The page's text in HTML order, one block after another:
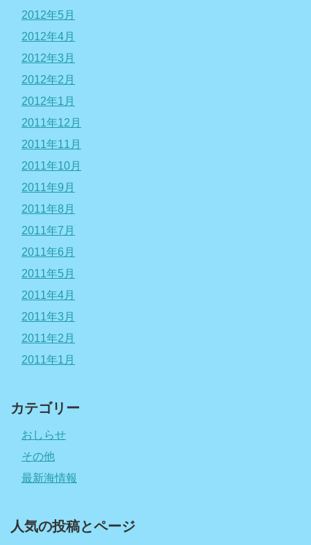
2012年5月
2012年4月
2012年3月
2012年2月
2012年1月
2011年12月
2011年11月
2011年10月
2011年9月
2011年8月
2011年7月
2011年6月
2011年5月
2011年4月
2011年3月
2011年2月
2011年1月
カテゴリー
おしらせ
その他
最新海情報
人気の投稿とページ